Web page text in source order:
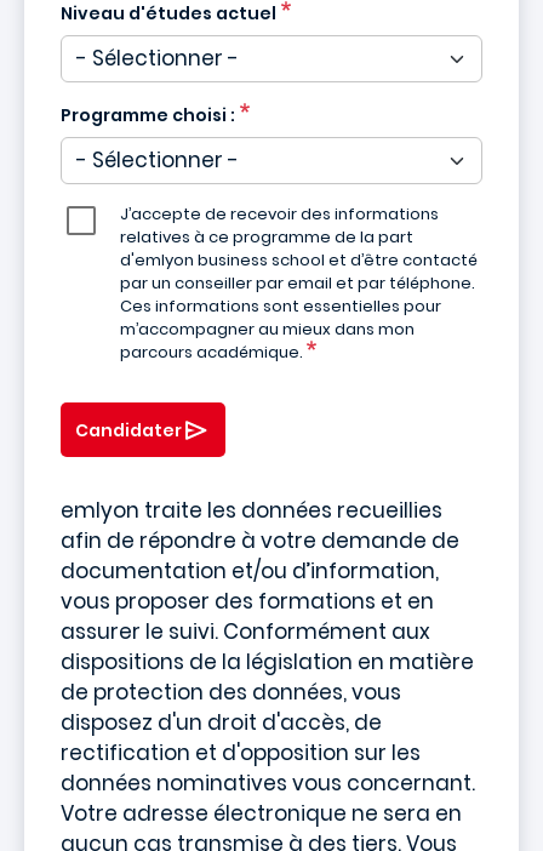
Niveau d'études actuel
Programme choisi :
J’accepte de recevoir des informations
relatives à ce programme de la part
d'emlyon business school et d’être contacté
par un conseiller par email et par téléphone.
Ces informations sont essentielles pour
m’accompagner au mieux dans mon
parcours académique.
Candidater
emlyon traite les données recueillies
afin de répondre à votre demande de
documentation et/ou d’information,
vous proposer des formations et en
assurer le suivi. Conformément aux
dispositions de la législation en matière
de protection des données, vous
disposez d'un droit d'accès, de
rectification et d'opposition sur les
données nominatives vous concernant.
Votre adresse électronique ne sera en
aucun cas transmise à des tiers. Vous